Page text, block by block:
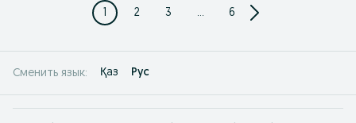
1 2 3 ... 6
Сменить язык: Қаз Рус